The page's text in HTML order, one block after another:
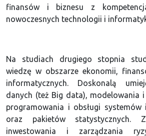
finansów i biznesu z
nowoczesnych technologii i
Na studiach drugiego stopnia
wiedzę w obszarze ekonomii,
informatycznych. Doskonalą
danych (też Big data), modelowania
programowania i obsługi systemów
oraz pakietów statystycznych.
inwestowania i zarządzania